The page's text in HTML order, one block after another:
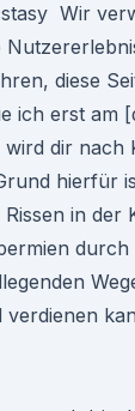
Wir
diese
ich erst am
dir nach
hierfür
in der
durch
verdienen